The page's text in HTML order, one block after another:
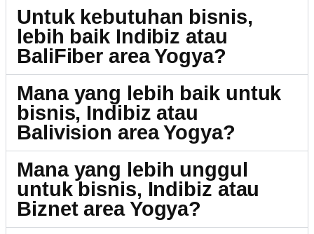
Untuk kebutuhan bisnis,
lebih baik Indibiz atau
BaliFiber area Yogya?
Mana yang lebih baik untuk
bisnis, Indibiz atau
Balivision area Yogya?
Mana yang lebih unggul
untuk bisnis, Indibiz atau
Biznet area Yogya?